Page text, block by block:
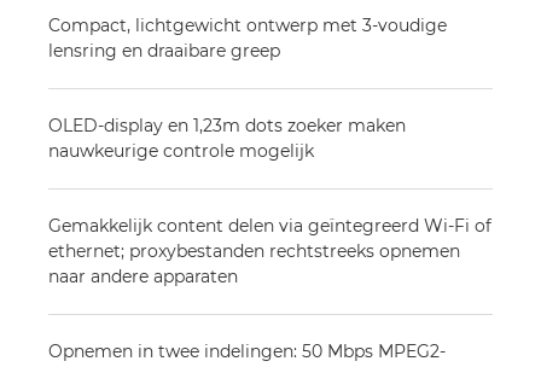
Compact, lichtgewicht ontwerp met 3-voudige
lensring en draaibare greep
OLED-display en 1,23m dots zoeker maken
nauwkeurige controle mogelijk
Gemakkelijk content delen via geïntegreerd Wi-Fi of
ethernet; proxybestanden rechtstreeks opnemen
naar andere apparaten
Opnemen in twee indelingen: 50 Mbps MPEG2-